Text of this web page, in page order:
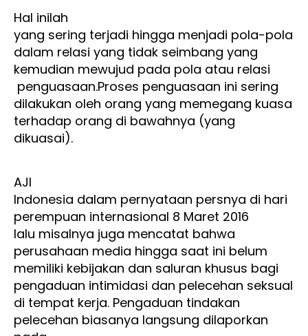
Hal inilah
yang sering terjadi hingga menjadi pola-pola
dalam relasi yang tidak seimbang yang
kemudian mewujud pada pola atau relasi
penguasaan.Proses penguasaan ini sering
dilakukan oleh orang yang memegang kuasa
terhadap orang di bawahnya (yang
dikuasai).
AJI
Indonesia dalam pernyataan persnya di hari
perempuan internasional 8 Maret 2016
lalu misalnya juga mencatat bahwa
perusahaan media hingga saat ini belum
memiliki kebijakan dan saluran khusus bagi
pengaduan intimidasi dan pelecehan seksual
di tempat kerja. Pengaduan tindakan
pelecehan biasanya langsung dilaporkan